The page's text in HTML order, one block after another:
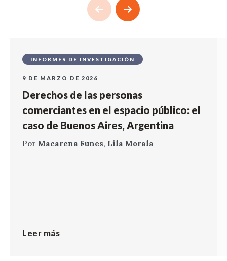
INFORMES DE INVESTIGACIÓN
9 DE MARZO DE 2026
Derechos de las personas
comerciantes en el espacio público: el
caso de Buenos Aires, Argentina
Por Macarena Funes, Lila Morala
Leer más